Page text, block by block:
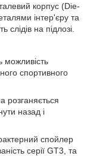
корпус (Die-
інтер'єру та
на підлозі.
можливість
спортивного
розганяється
назад і
спойлер
серії GT3, та